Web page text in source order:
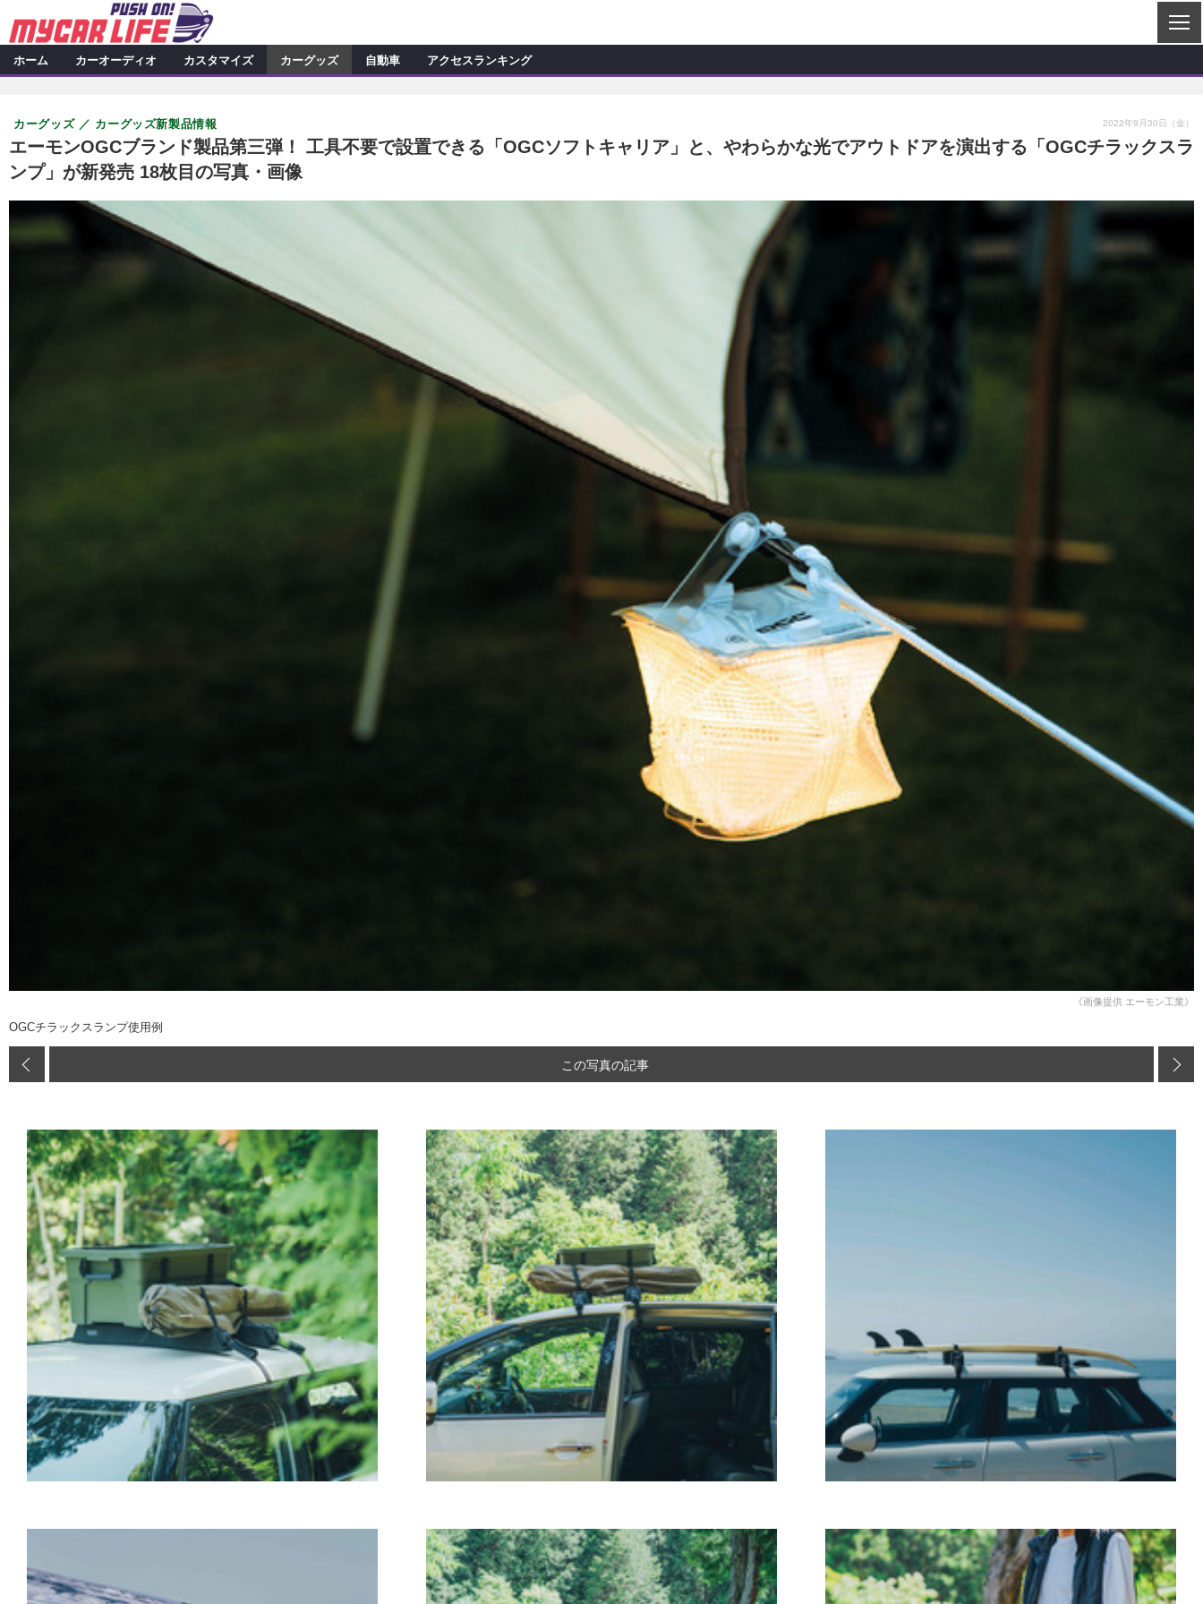
S
E
カーオーディオ
プロショップ検索 ショップ訪問記
カーオーディオニュース
カスタマイズ特集記事 カスタマイズ新製品情報
カスタマイズニュース
カーグッズ
カーグッズ特集記事
カーグッズニュース
自動車
ニュース
スクープ
アクセスランキング
ホーム カーオーディオ カスタマイズ カーグッズ 自動車 アクセスランキング
エーモンOGCブランド製品第三弾！ 工具不要で設置できる「OGCソフトキャリア」と、やわらかな光でアウトドアを演出する「OGCチラックスラ
ンプ」が新発売 18枚目の写真・画像
カーグッズ カーグッズ新製品情報 2022年9月30日（金）
《画像提供 エーモン工業》
OGCチラックスランプ使用例
この写真の記事